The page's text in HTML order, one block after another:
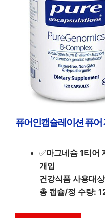
퓨어인캡슐레이션 퓨
✅마그네슘 1티어
개입
건강식품 사용대
총 캡슐/정 수량: